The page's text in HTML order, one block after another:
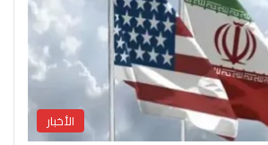
الأخبار